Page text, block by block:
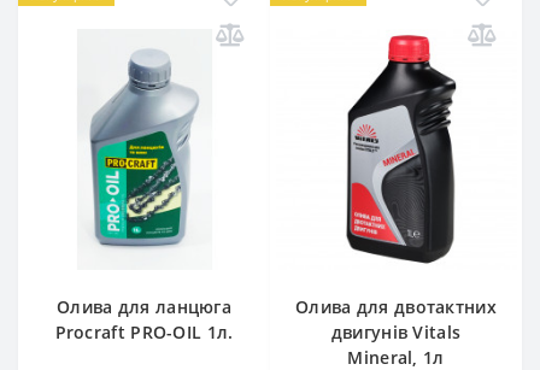
Олива для ланцюга
Procraft PRO-OIL 1л.
Олива для двотактних
двигунів Vitals
Mineral, 1л